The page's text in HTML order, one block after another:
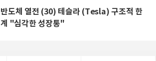
반도체 열전 (30) 테슬라 (Tesla) 구조적 한
계 "심각한 성장통"